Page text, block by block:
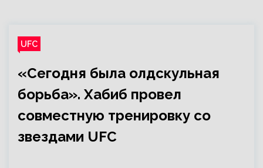
UFC
«Сегодня была олдскульная
борьба». Хабиб провел
совместную тренировку со
звездами UFC